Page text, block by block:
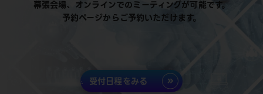
幕張会場、オンラインでのミーティングが可能です。
予約ページからご予約いただけます。
受付日程をみる